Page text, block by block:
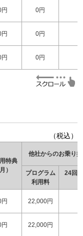
0円
0円
0円
（税込）
特典
）
他社からのお乗り
プログラム
利用料
24回
22,000円
22,000円